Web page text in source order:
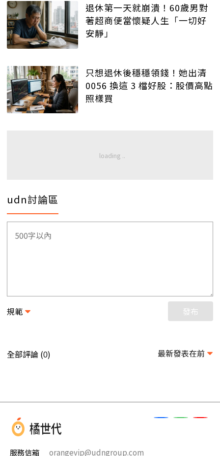
退休第一天就崩潰！60歲男對
著超商便當懷疑人生「一切好
安靜」
只想退休後穩穩領錢！她出清
0056 換這 3 檔好股：股價高點
照樣買
udn討論區
規範 發布
全部評論 (0) 最新發表在前
服務信箱 orangevip@udngroup.com